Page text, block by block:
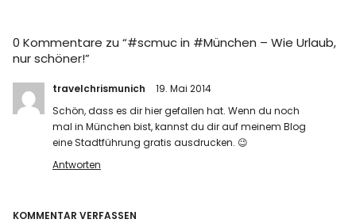
0 Kommentare zu “#scmuc in #München – Wie Urlaub,
nur schöner!”
travelchrismunich
19. Mai 2014
Schön, dass es dir hier gefallen hat. Wenn du noch
mal in München bist, kannst du dir auf meinem Blog
eine Stadtführung gratis ausdrucken. 😉
Antworten
KOMMENTAR VERFASSEN